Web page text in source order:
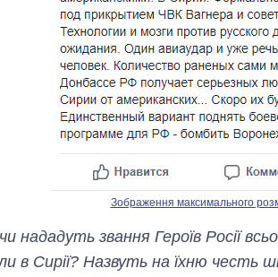
Зображення максимального
нададуть звання Героїв Росії
в Сирії? Назвуть на їхню честь